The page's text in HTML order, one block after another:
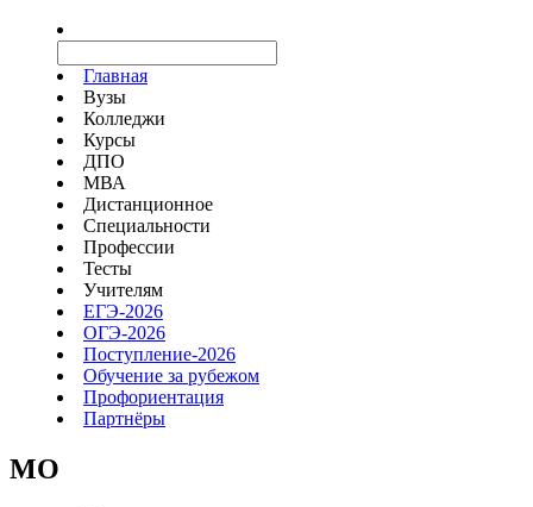
Главная
Вузы
Колледжи
Курсы
ДПО
МВА
Дистанционное
Специальности
Профессии
Тесты
Учителям
ЕГЭ-2026
ОГЭ-2026
Поступление-2026
Обучение за рубежом
Профориентация
Партнёры
MO